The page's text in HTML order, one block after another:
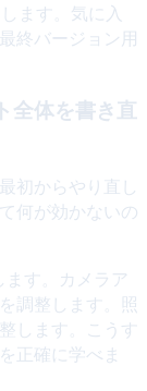
ます。気に入
終バージョン用
全体を書き直
初からやり直し
何が効かないの
ます。カメラア
調整します。照
します。こうす
正確に学べま